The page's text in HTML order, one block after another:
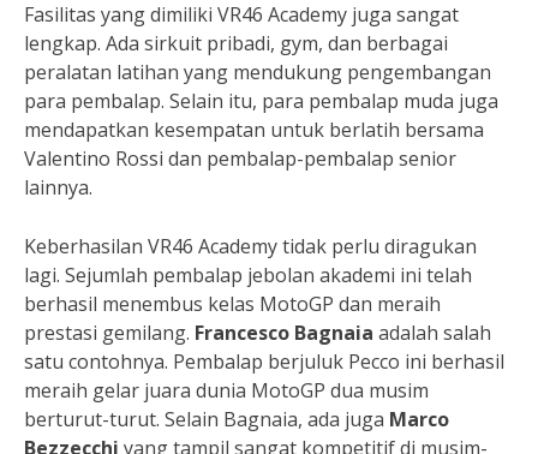
Fasilitas yang dimiliki VR46 Academy juga sangat
lengkap. Ada sirkuit pribadi, gym, dan berbagai
peralatan latihan yang mendukung pengembangan
para pembalap. Selain itu, para pembalap muda juga
mendapatkan kesempatan untuk berlatih bersama
Valentino Rossi dan pembalap-pembalap senior
lainnya.
Keberhasilan VR46 Academy tidak perlu diragukan
lagi. Sejumlah pembalap jebolan akademi ini telah
berhasil menembus kelas MotoGP dan meraih
prestasi gemilang. Francesco Bagnaia adalah salah
satu contohnya. Pembalap berjuluk Pecco ini berhasil
meraih gelar juara dunia MotoGP dua musim
berturut-turut. Selain Bagnaia, ada juga Marco
Bezzecchi yang tampil sangat kompetitif di musim-